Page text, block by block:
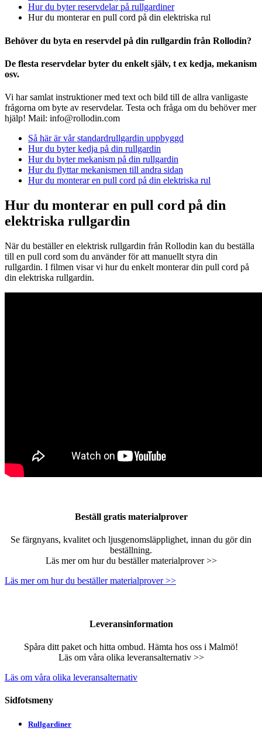
Hur du byter reservdelar på rullgardiner
Hur du monterar en pull cord på din elektriska rul
Behöver du byta en reservdel på din rullgardin från Rollodin?
De flesta reservdelar byter du enkelt själv, t ex kedja, mekanism
osv.
Vi har samlat instruktioner med text och bild till de allra vanligaste
frågorna om byte av reservdelar. Testa och fråga om du behöver mer
hjälp! Mail: info@rollodin.com
Så här är vår standardrullgardin uppbyggd
Hur du byter kedja på din rullgardin
Hur du byter mekanism på din rullgardin
Hur du flyttar mekanismen till andra sidan
Hur du monterar en pull cord på din elektriska rul
Hur du monterar en pull cord på din
elektriska rullgardin
När du beställer en elektrisk rullgardin från Rollodin kan du beställa
till en pull cord som du använder för att manuellt styra din
rullgardin. I filmen visar vi hur du enkelt monterar din pull cord på
din elektriska rullgardin.
Beställ gratis materialprover
Se färgnyans, kvalitet och ljusgenomsläpplighet, innan du gör din
beställning.
Läs mer om hur du beställer materialprover >>
Läs mer om hur du beställer materialprover >>
Leveransinformation
Spåra ditt paket och hitta ombud. Hämta hos oss i Malmö!
Läs om våra olika leveransalternativ >>
Läs om våra olika leveransalternativ
Sidfotsmeny
Rullgardiner